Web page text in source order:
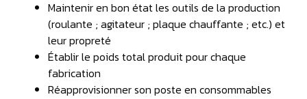
Maintenir en bon état les outils de la production
(roulante ; agitateur ; plaque chauffante ; etc.) et
leur propreté
Établir le poids total produit pour chaque
fabrication
Réapprovisionner son poste en consommables